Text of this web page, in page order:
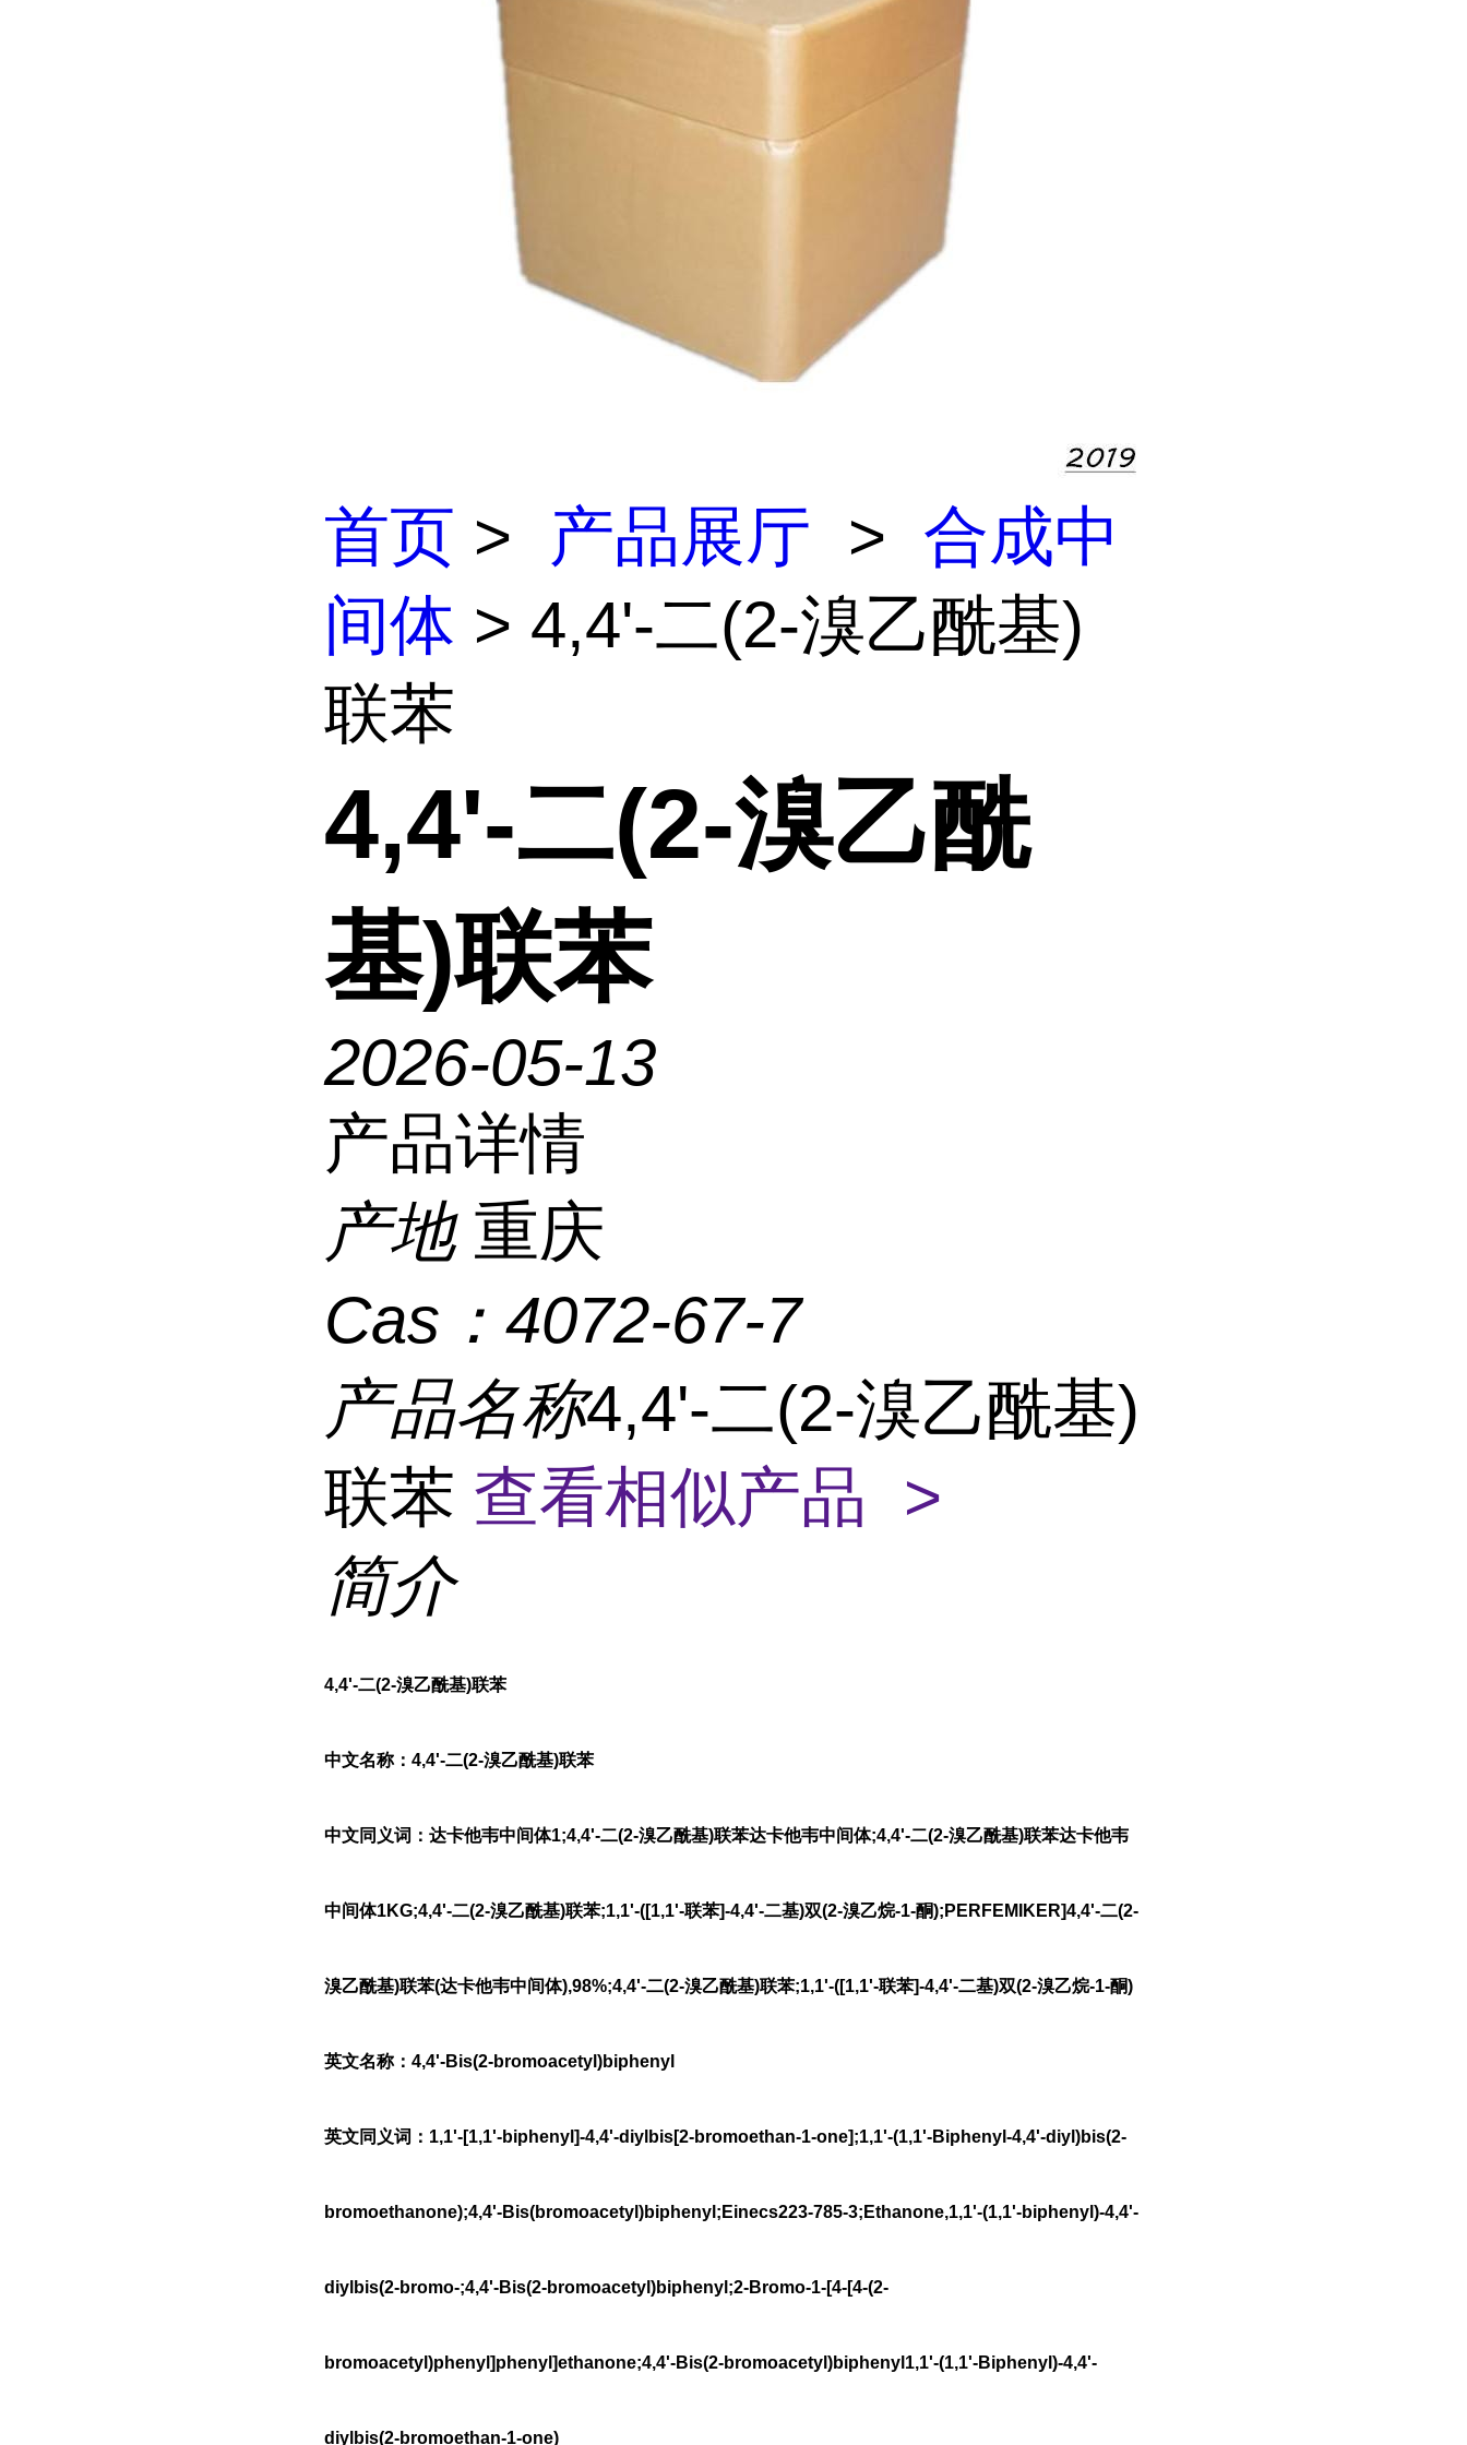
首页 > 产品展厅 > 合成中
间体 > 4,4'-二(2-溴乙酰基)
联苯
4,4'-二(2-溴乙酰
基)联苯
2026-05-13
产品详情
产地 重庆
Cas： 4072-67-7
产品名称4,4'-二(2-溴乙酰基)
联苯 查看相似产品 >
简介
4,4'-二(2-溴乙酰基)联苯
中文名称：4,4'-二(2-溴乙酰基)联苯
中文同义词：达卡他韦中间体1;4,4'-二(2-溴乙酰基)联苯达卡他韦中间体;4,4'-二(2-溴乙酰基)联苯达卡他韦
中间体1KG;4,4'-二(2-溴乙酰基)联苯;1,1'-([1,1'-联苯]-4,4'-二基)双(2-溴乙烷-1-酮);PERFEMIKER]4,4'-二(2-
溴乙酰基)联苯(达卡他韦中间体),98%;4,4'-二(2-溴乙酰基)联苯;1,1'-([1,1'-联苯]-4,4'-二基)双(2-溴乙烷-1-酮)
英文名称：4,4'-Bis(2-bromoacetyl)biphenyl
英文同义词：1,1'-[1,1'-biphenyl]-4,4'-diylbis[2-bromoethan-1-one];1,1'-(1,1'-Biphenyl-4,4'-diyl)bis(2-
bromoethanone);4,4'-Bis(bromoacetyl)biphenyl;Einecs223-785-3;Ethanone,1,1'-(1,1'-biphenyl)-4,4'-
diylbis(2-bromo-;4,4'-Bis(2-bromoacetyl)biphenyl;2-Bromo-1-[4-[4-(2-
bromoacetyl)phenyl]phenyl]ethanone;4,4'-Bis(2-bromoacetyl)biphenyl1,1'-(1,1'-Biphenyl)-4,4'-
diylbis(2-bromoethan-1-one)